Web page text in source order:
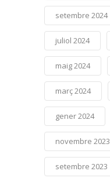
setembre 2024
juliol 2024
maig 2024
març 2024
gener 2024
novembre 2023
setembre 2023